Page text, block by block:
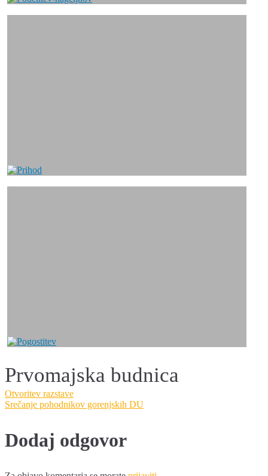
Prvomajska budnica
Navigacija
prispevka
Otvoritev razstave
Srečanje pohodnikov gorenjskih DU
Dodaj odgovor